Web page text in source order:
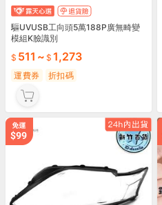
驅UVUSB工向頭5萬188P廣無畸變
模組K臉識別
511 ~ 1,273
運費券 折扣碼